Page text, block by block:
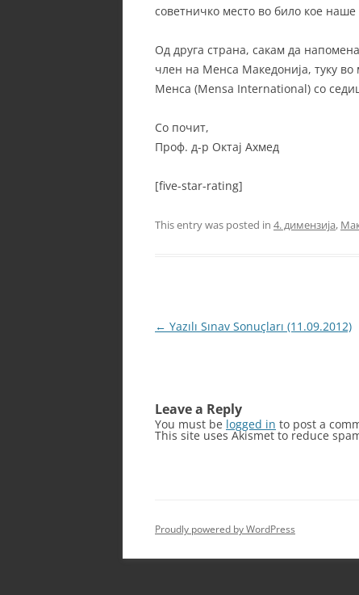
советничко место во било кое
Од друга страна, сакам да
член на Менса Македонија, туку
Менса (Mensa International) со
Со почит,
Проф. д-р Октај Ахмед
[five-star-rating]
This entry was posted in 4. димензија,
Post
← Yazılı Sınav Sonuçları (11.09.2012)
Leave a Reply
You must be logged in to post a
This site uses Akismet to reduce
Proudly powered by WordPress